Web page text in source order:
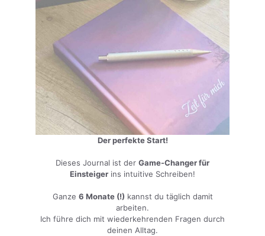
Der perfekte Start!
Dieses Journal ist der Game-Changer für
Einsteiger ins intuitive Schreiben!
Ganze 6 Monate (!) kannst du täglich damit
arbeiten.
Ich führe dich mit wiederkehrenden Fragen durch
deinen Alltag.